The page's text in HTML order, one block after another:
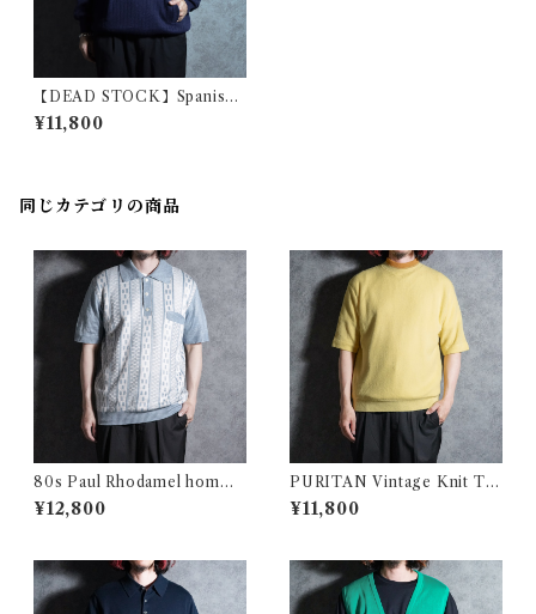
【DEAD STOCK】Spanish
CORREOS Half-zip Sweate
r スペイン郵政 ハーフジップ
¥11,800
同じカテゴリの商品
80s Paul Rhodamel homme
s Summer Knit Polo Made i
n France ポール・ロダメネル
¥12,800
PURITAN Vintage Knit T-S
hirts Made in USA ピューリ
タン ヴィンテージ ニット Tシ
¥11,800